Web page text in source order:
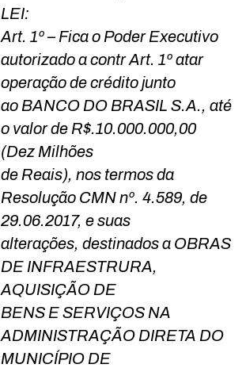
LEI:
Art. 1º – Fica o Poder Executivo
autorizado a contr Art. 1º atar
operação de crédito junto
ao BANCO DO BRASIL S.A., até
o valor de R$.10.000.000,00
(Dez Milhões
de Reais), nos termos da
Resolução CMN nº. 4.589, de
29.06.2017, e suas
alterações, destinados a OBRAS
DE INFRAESTRURA,
AQUISIÇÃO DE
BENS E SERVIÇOS NA
ADMINISTRAÇÃO DIRETA DO
MUNICÍPIO DE